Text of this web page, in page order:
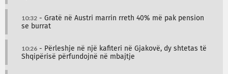
10:32 - Gratë në Austri marrin rreth 40% më pak pension
se burrat
10:26 - Përleshje në një kafiteri në Gjakovë, dy shtetas të
Shqipërisë përfundojnë në mbajtje